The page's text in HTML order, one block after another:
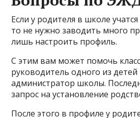
Если у родителя в школе
то не нужно заводить много
лишь настроить профиль.
С этим вам может помочь
руководитель одного из детей
администратор школы.
запрос на установление
После этого в профиле у